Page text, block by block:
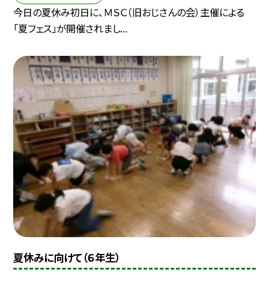
今日の夏休み初日に、ＭＳＣ（旧おじさんの会）主催による
「夏フェス」が開催されまし...
夏休みに向けて（６年生）